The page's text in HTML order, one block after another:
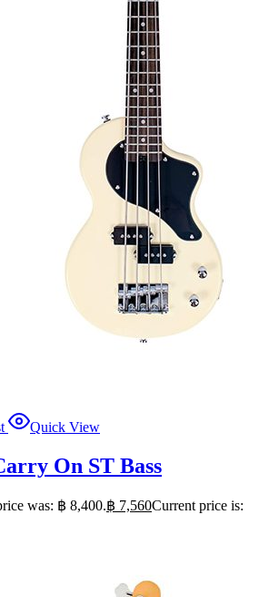
Quick View
On ST Bass
was: ฿ 8,400.฿ 7,560Current price is: